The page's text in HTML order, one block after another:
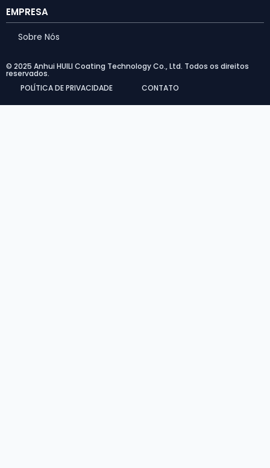
EMPRESA
Sobre Nós
© 2025 Anhui HUILI Coating Technology Co., Ltd. Todos os direitos
reservados.
POLÍTICA DE PRIVACIDADE
CONTATO